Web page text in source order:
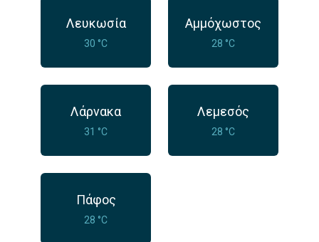
Λευκωσία
30 °C
Αμμόχωστος
28 °C
Λάρνακα
31 °C
Λεμεσός
28 °C
Πάφος
28 °C